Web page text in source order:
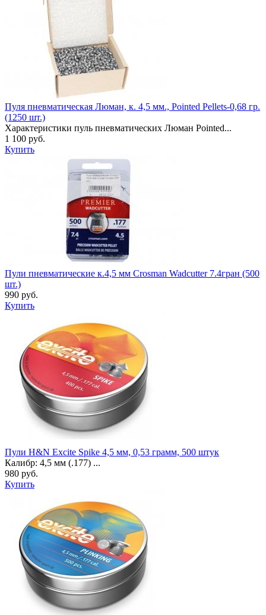
Пуля пневматическая Люман, к. 4,5 мм., Pointed Pellets-0,68 гр.
(1250 шт.)
Характеристики пуль пневматических Люман Pointed...
1 100 руб.
Купить
Пули пневматические к.4,5 мм Crosman Wadcutter 7.4гран (500
шт.)
990 руб.
Купить
Пули H&N Excite Spike 4,5 мм, 0,53 грамм, 500 штук
Калибр: 4,5 мм (.177) ...
980 руб.
Купить